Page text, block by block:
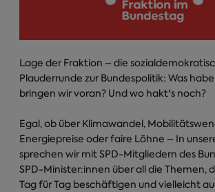
Lage der Fraktion – die
Plauderrunde zur Bundespolitik: Was
bringen wir voran? Und wo hakt's noch?
Egal, ob über Klimawandel,
Energiepreise oder faire Löhne – In
sprechen wir mit SPD-Mitgliedern des
SPD-Minister:innen über all die Themen,
Tag für Tag beschäftigen und vielleicht